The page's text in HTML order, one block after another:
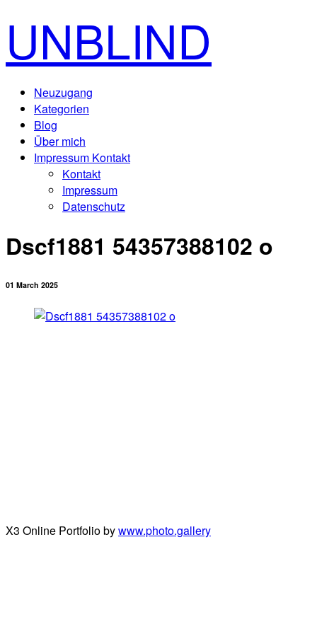
UNBLIND
Neuzugang
Kategorien
Blog
Über mich
Impressum Kontakt
Kontakt
Impressum
Datenschutz
Dscf1881 54357388102 o
01 March 2025
X3 Online Portfolio bywww.photo.gallery